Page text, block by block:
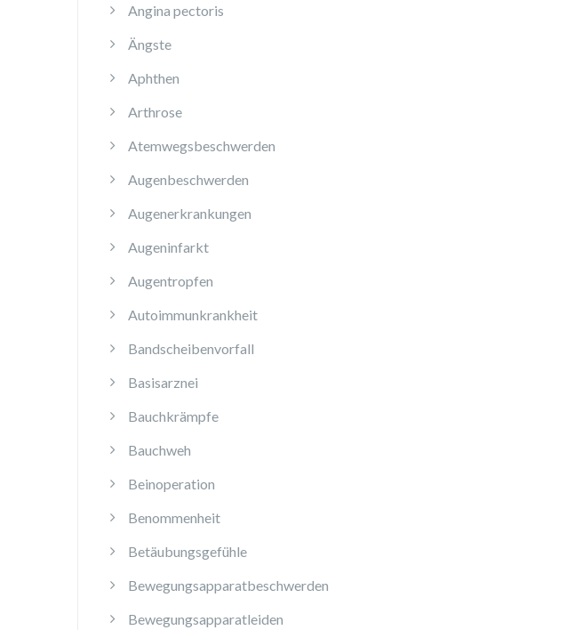
Angina pectoris
Ängste
Aphthen
Arthrose
Atemwegsbeschwerden
Augenbeschwerden
Augenerkrankungen
Augeninfarkt
Augentropfen
Autoimmunkrankheit
Bandscheibenvorfall
Basisarznei
Bauchkrämpfe
Bauchweh
Beinoperation
Benommenheit
Betäubungsgefühle
Bewegungsapparatbeschwerden
Bewegungsapparatleiden